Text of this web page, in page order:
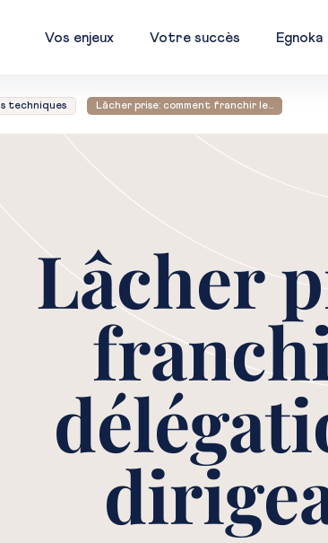
Vos enjeux Votre succès Egnoka
techniques Lâcher prise: comment franchir le…
Lâcher